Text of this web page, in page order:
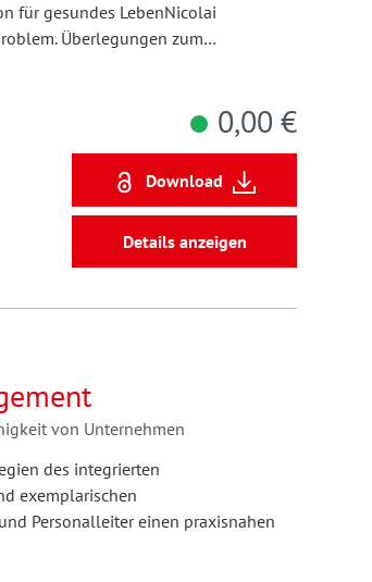
für gesundes LebenNicolai
Überlegungen zum…
0,00 €
Download
Details anzeigen
von Unternehmen
des integrierten
exemplarischen
Personalleiter einen praxisnahen